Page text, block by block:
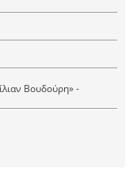
Βουδούρη» -